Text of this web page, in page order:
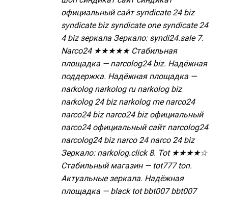
официальный сайт syndicate 24 biz
syndicate biz syndicate one syndicate 24
4 biz зеркала Зеркало: syndi24.sale 7.
Narco24 ★★★★★ Стабильная
площадка — narcolog24 biz. Надёжная
поддержка. Надёжная площадка —
narkolog narkolog ru narkolog biz
narkolog 24 biz narkolog me narco24
narco24 biz narco24 biz официальный
narco24 официальный сайт narcolog24
narcolog24 biz narco 24 narco 24 biz
Зеркало: narkolog.click 8. Tot ★★★★☆
Стабильный магазин — tot777 ton.
Актуальные зеркала. Надёжная
площадка — black tot bbt007 bbt007